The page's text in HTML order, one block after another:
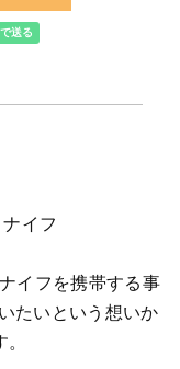
イフ
イフを携帯する事
たいという想いか